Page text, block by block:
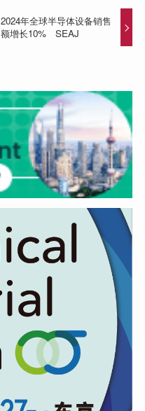
2024年全球半导体设备销售
额增长10% SEAJ